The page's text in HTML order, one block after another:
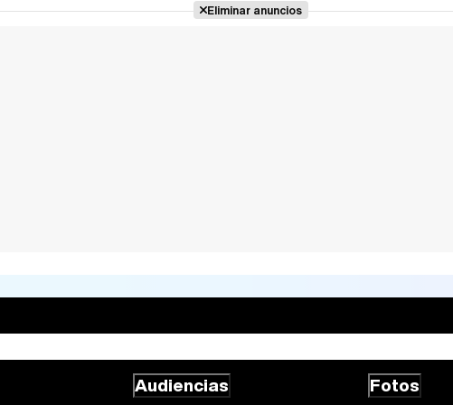
Eliminar anuncios
Audiencias Fotos